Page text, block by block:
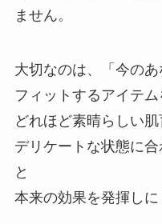
ません。
大切なのは、「今の
フィットするアイテム
どれほど素晴らしい
デリケートな状態に
と
本来の効果を発揮しに